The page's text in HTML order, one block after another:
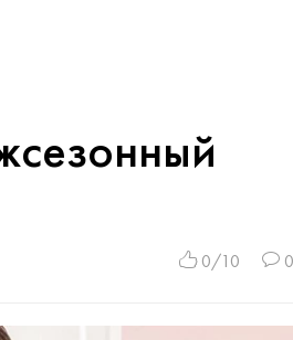
0/10 0